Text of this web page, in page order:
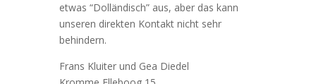
etwas “Dolländisch” aus, aber das kann
unseren direkten Kontakt nicht sehr
behindern.
Frans Kluiter und Gea Diedel